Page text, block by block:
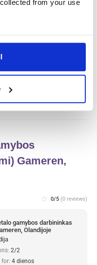
from your use
darbuotojas ir
Haarlem,
2/2
Gameren,
star_border 0/5 (0 reviews)
gamybos darbininkas
Olandijoje
2/2
for: 4 dienos